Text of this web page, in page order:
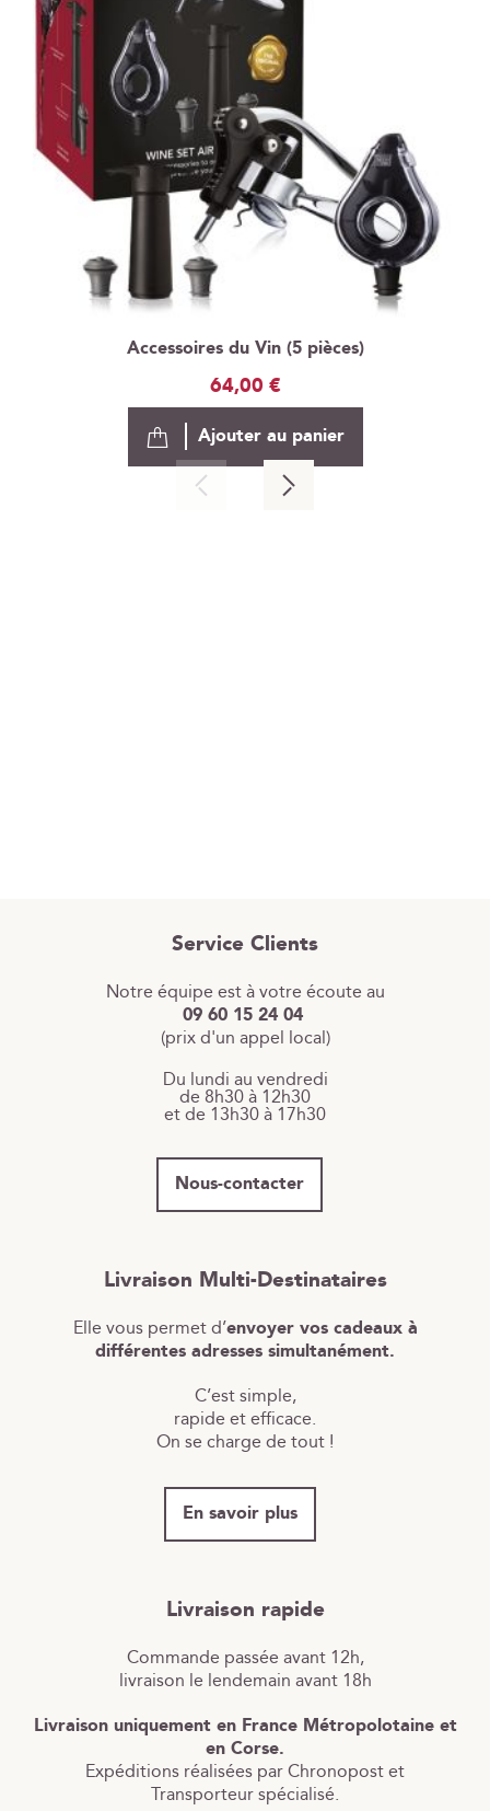
Accessoires du Vin (5 pièces)
64,00 €
Ajouter au panier
Service Clients
Notre équipe est à votre écoute au
09 60 15 24 04
(prix d'un appel local)
Du lundi au vendredi
de 8h30 à 12h30
et de 13h30 à 17h30
Nous-contacter
Livraison Multi-Destinataires
Elle vous permet d’envoyer vos cadeaux à
différentes adresses simultanément.
C’est simple,
rapide et efficace.
On se charge de tout !
En savoir plus
Livraison rapide
Commande passée avant 12h,
livraison le lendemain avant 18h
Livraison uniquement en France Métropolotaine et
en Corse.
Expéditions réalisées par Chronopost et
Transporteur spécialisé.